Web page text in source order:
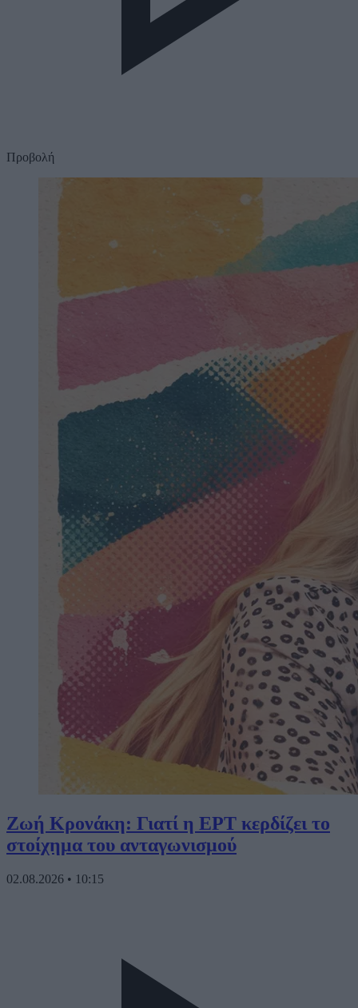
Προβολή
Ζωή Κρονάκη: Γιατί η ΕΡΤ κερδίζει το
στοίχημα του ανταγωνισμού
02.08.2026 • 10:15